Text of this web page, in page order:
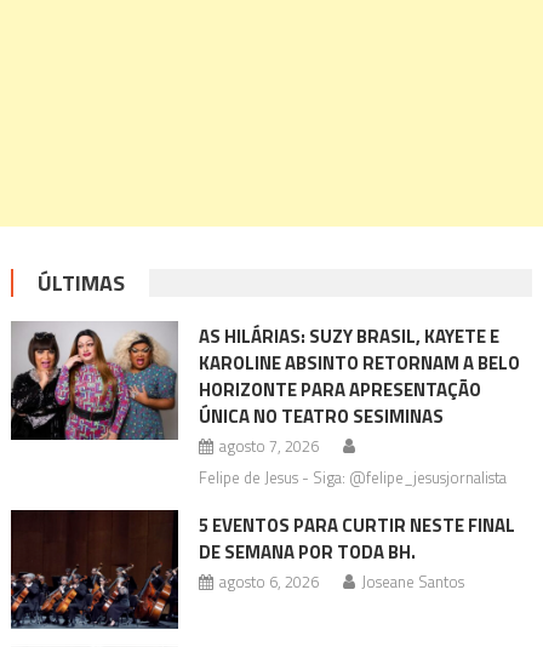
ÚLTIMAS
AS HILÁRIAS: SUZY BRASIL, KAYETE E
KAROLINE ABSINTO RETORNAM A BELO
HORIZONTE PARA APRESENTAÇÃO
ÚNICA NO TEATRO SESIMINAS
agosto 7, 2026
Felipe de Jesus - Siga: @felipe_jesusjornalista
5 EVENTOS PARA CURTIR NESTE FINAL
DE SEMANA POR TODA BH.
agosto 6, 2026 Joseane Santos